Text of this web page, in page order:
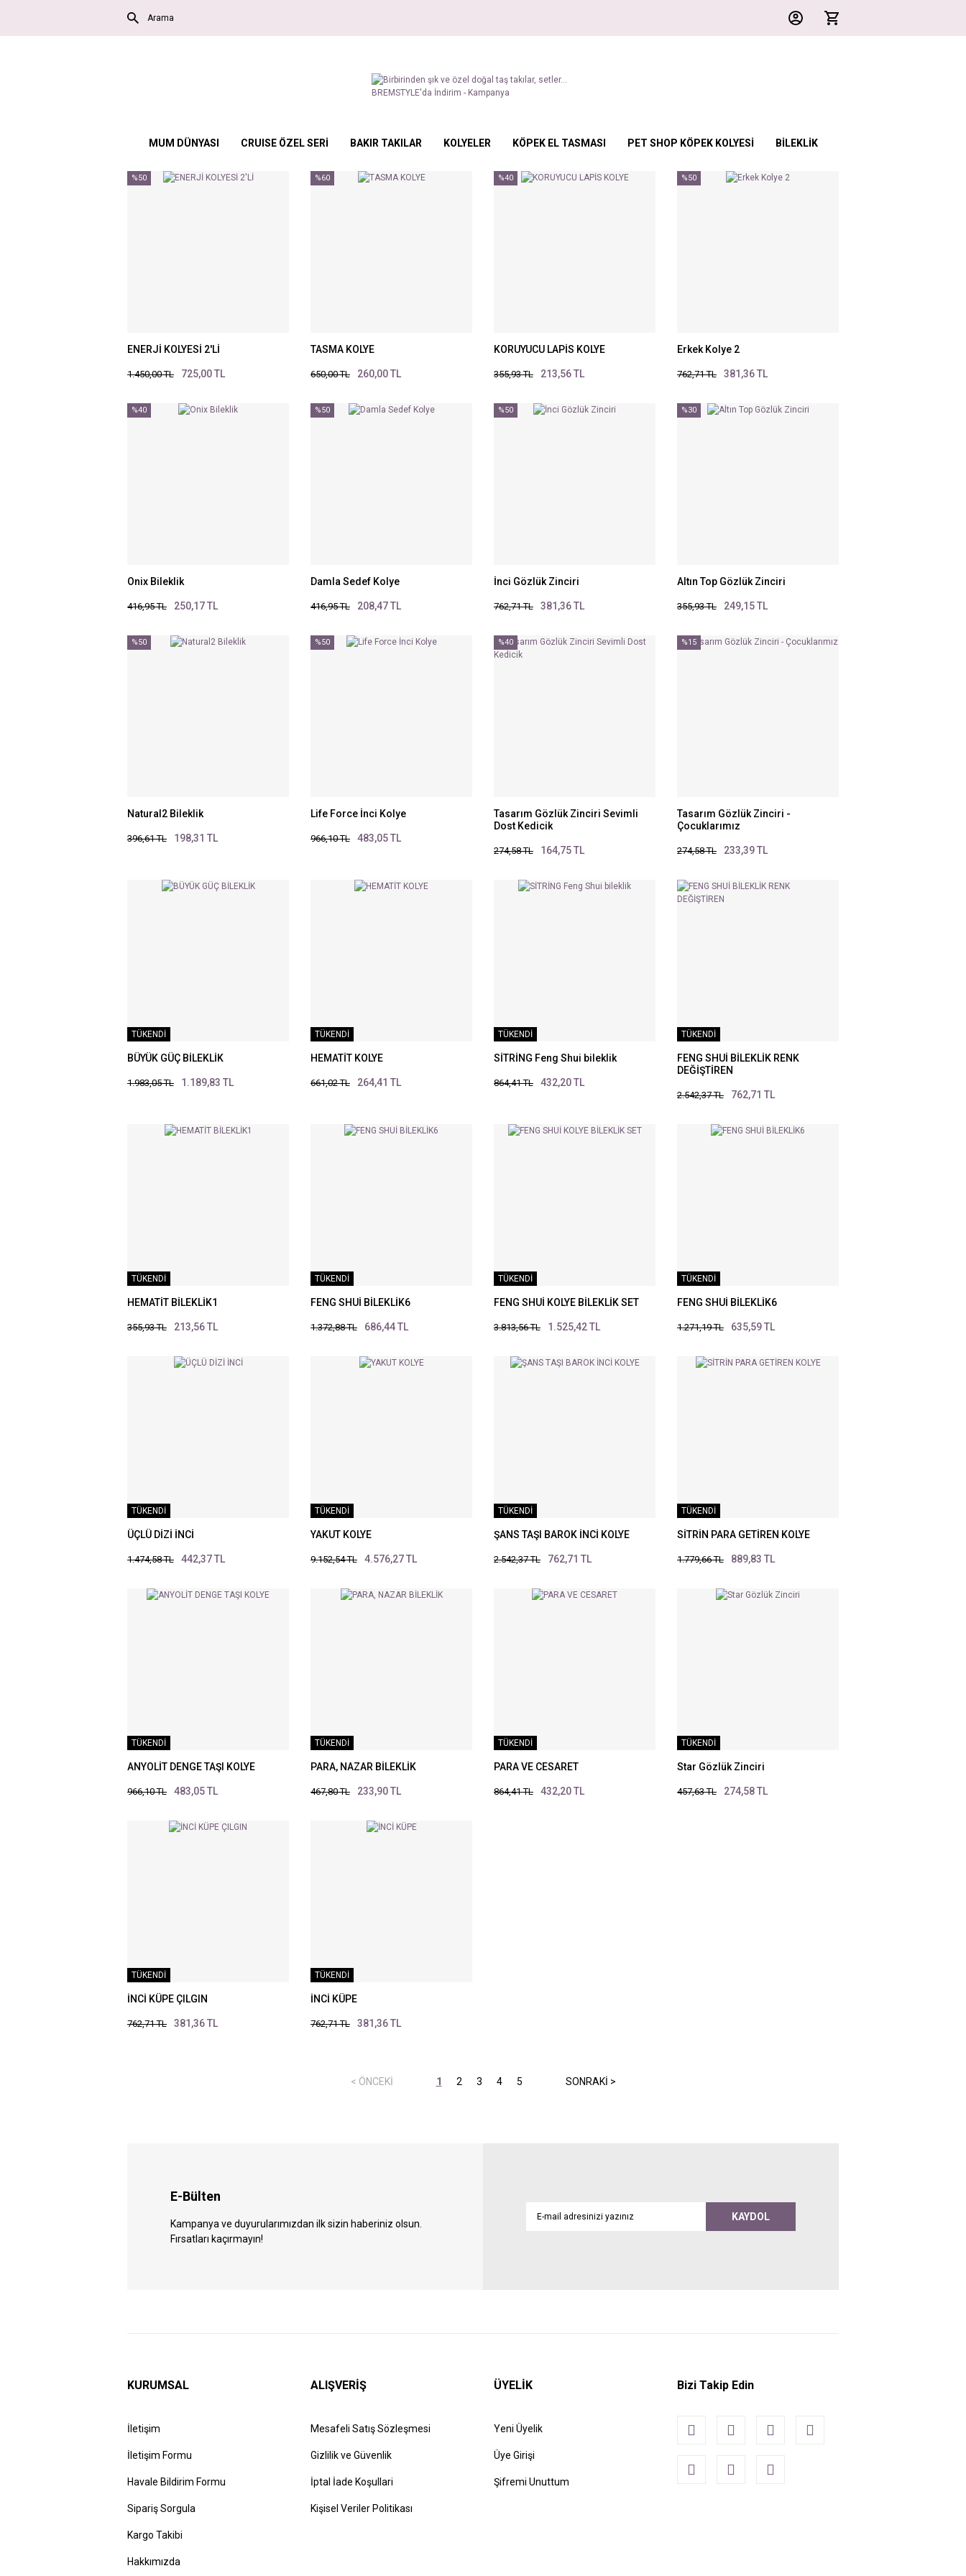
MUM DÜNYASI CRUISE ÖZEL SERİ BAKIR TAKILAR KOLYELER KÖPEK EL TASMASI PET SHOP KÖPEK KOLYESİ BİLEKLİK
%50
ENERJİ KOLYESİ 2'Lİ
1.450,00 TL 725,00 TL
%60
TASMA KOLYE
650,00 TL 260,00 TL
%40
KORUYUCU LAPİS KOLYE
355,93 TL 213,56 TL
%50
Erkek Kolye 2
762,71 TL 381,36 TL
%40
Onix Bileklik
416,95 TL 250,17 TL
%50
Damla Sedef Kolye
416,95 TL 208,47 TL
%50
İnci Gözlük Zinciri
762,71 TL 381,36 TL
%30
Altın Top Gözlük Zinciri
355,93 TL 249,15 TL
%50
Natural2 Bileklik
396,61 TL 198,31 TL
%50
Life Force İnci Kolye
966,10 TL 483,05 TL
%40
Tasarım Gözlük Zinciri Sevimli
Dost Kedicik
274,58 TL 164,75 TL
%15
Tasarım Gözlük Zinciri -
Çocuklarımız
274,58 TL 233,39 TL
TÜKENDİ
BÜYÜK GÜÇ BİLEKLİK
1.983,05 TL 1.189,83 TL
TÜKENDİ
HEMATİT KOLYE
661,02 TL 264,41 TL
TÜKENDİ
SİTRİNG Feng Shui bileklik
864,41 TL 432,20 TL
TÜKENDİ
FENG SHUİ BİLEKLİK RENK
DEĞİŞTİREN
2.542,37 TL 762,71 TL
TÜKENDİ
HEMATİT BİLEKLİK1
355,93 TL 213,56 TL
TÜKENDİ
FENG SHUİ BİLEKLİK6
1.372,88 TL 686,44 TL
TÜKENDİ
FENG SHUİ KOLYE BİLEKLİK SET
3.813,56 TL 1.525,42 TL
TÜKENDİ
FENG SHUİ BİLEKLİK6
1.271,19 TL 635,59 TL
TÜKENDİ
ÜÇLÜ DİZİ İNCİ
1.474,58 TL 442,37 TL
TÜKENDİ
YAKUT KOLYE
9.152,54 TL 4.576,27 TL
TÜKENDİ
ŞANS TAŞI BAROK İNCİ KOLYE
2.542,37 TL 762,71 TL
TÜKENDİ
SİTRİN PARA GETİREN KOLYE
1.779,66 TL 889,83 TL
TÜKENDİ
ANYOLİT DENGE TAŞI KOLYE
966,10 TL 483,05 TL
TÜKENDİ
PARA, NAZAR BİLEKLİK
467,80 TL 233,90 TL
TÜKENDİ
PARA VE CESARET
864,41 TL 432,20 TL
TÜKENDİ
Star Gözlük Zinciri
457,63 TL 274,58 TL
TÜKENDİ
İNCİ KÜPE ÇILGIN
762,71 TL 381,36 TL
TÜKENDİ
İNCİ KÜPE
762,71 TL 381,36 TL
1 2 3 4 5
E-Bülten
Kampanya ve duyurularımızdan ilk sizin haberiniz olsun.
Fırsatları kaçırmayın!
KAYDOL
KURUMSAL
İletişim
İletişim Formu
Havale Bildirim Formu
Sipariş Sorgula
Kargo Takibi
Hakkımızda
ALIŞVERİŞ
Mesafeli Satış Sözleşmesi
Gizlilik ve Güvenlik
İptal İade Koşullari
Kişisel Veriler Politikası
ÜYELİK
Yeni Üyelik
Üye Girişi
Şifremi Unuttum
Bizi Takip Edin